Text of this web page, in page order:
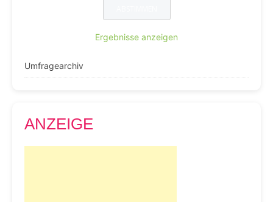
Ergebnisse anzeigen
Umfragearchiv
ANZEIGE